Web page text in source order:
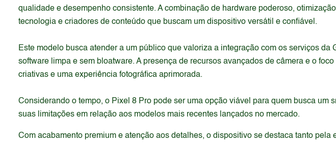
qualidade e desempenho consistente. A combinação de hardware poderoso,
tecnologia e criadores de conteúdo que buscam um dispositivo versátil e confiável.
Este modelo busca atender a um público que valoriza a integração com os serviços
software limpa e sem bloatware. A presença de recursos avançados de câmera e o
criativas e uma experiência fotográfica aprimorada.
Considerando o tempo, o Pixel 8 Pro pode ser uma opção viável para quem busca
suas limitações em relação aos modelos mais recentes lançados no mercado.
Com acabamento premium e atenção aos detalhes, o dispositivo se destaca tanto